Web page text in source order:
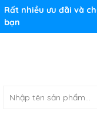
Rất nhiều ưu đãi và
bạn